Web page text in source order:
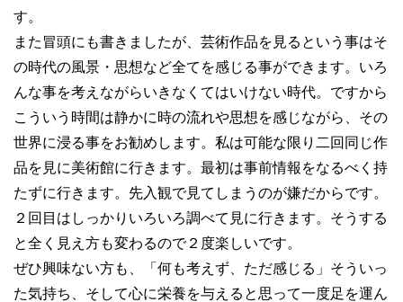
す。
また冒頭にも書きましたが、芸術作品を見るという事はそ
の時代の風景・思想など全てを感じる事ができます。いろ
んな事を考えながらいきなくてはいけない時代。ですから
こういう時間は静かに時の流れや思想を感じながら、その
世界に浸る事をお勧めします。私は可能な限り二回同じ作
品を見に美術館に行きます。最初は事前情報をなるべく持
たずに行きます。先入観で見てしまうのが嫌だからです。
２回目はしっかりいろいろ調べて見に行きます。そうする
と全く見え方も変わるので２度楽しいです。
ぜひ興味ない方も、「何も考えず、ただ感じる」そういっ
た気持ち、そして心に栄養を与えると思って一度足を運ん